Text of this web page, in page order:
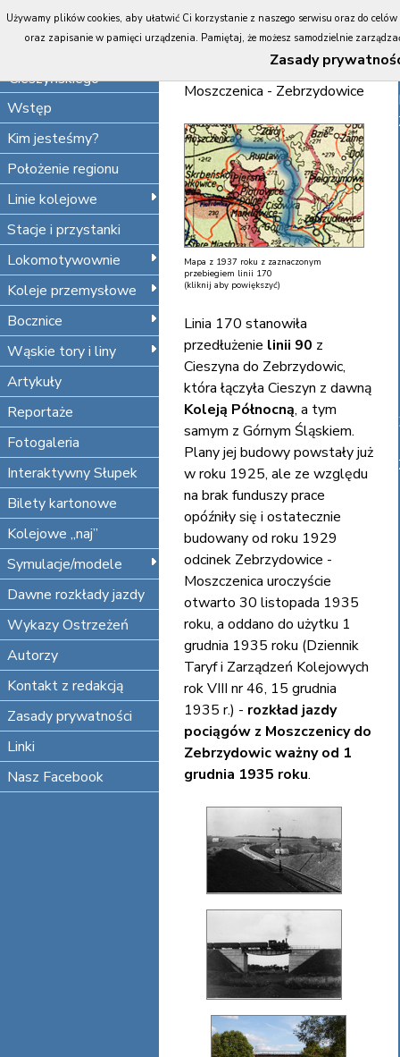
Portal
Koleje
Cieszyńskiego
Wstęp
Kim jesteśmy?
Położenie regionu
Linie kolejowe
Stacje i przystanki
Lokomotywownie
Koleje przemysłowe
Bocznice
Wąskie tory i liny
Artykuły
Reportaże
Fotogaleria
Interaktywny Słupek
Bilety kartonowe
Kolejowe „naj”
Symulacje/modele
Dawne rozkłady jazdy
Wykazy Ostrzeżeń
Autorzy
Kontakt z redakcją
Zasady prywatności
Linki
Nasz Facebook
Opis i historia linii
Jastrzębie Zdrój
Moszczenica - Zebrzydowice
Mapa z 1937 roku z zaznaczonym
przebiegiem linii 170
(kliknij aby powiększyć)
Linia 170 stanowiła
przedłużenie linii 90 z
Cieszyna do Zebrzydowic,
która łączyła Cieszyn z dawną
Koleją Północną, a tym
samym z Górnym Śląskiem.
Plany jej budowy powstały już
w roku 1925, ale ze względu
na brak funduszy prace
opóźniły się i ostatecznie
budowany od roku 1929
odcinek Zebrzydowice -
Moszczenica uroczyście
otwarto 30 listopada 1935
roku, a oddano do użytku 1
grudnia 1935 roku (Dziennik
Taryf i Zarządzeń Kolejowych
rok VIII nr 46, 15 grudnia
1935 r.) - rozkład jazdy
pociągów z Moszczenicy do
Zebrzydowic ważny od 1
grudnia 1935 roku.
Używamy plików cookies, aby ułatwić Ci korzystanie z naszego serwisu oraz do
oraz zapisanie w pamięci urządzenia. Pamiętaj, że możesz samodzielnie
Zasady